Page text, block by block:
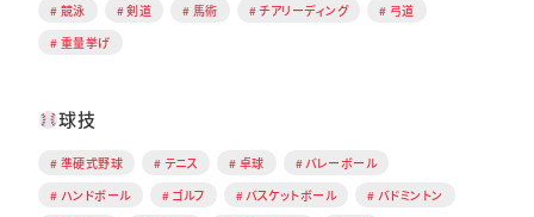
競泳
剣道 馬術 チアリーディング
弓道
重量挙げ
球技
準硬式野球 テニス 卓球
バレーボール
ハンドボール
ゴルフ バスケットボール
バドミントン